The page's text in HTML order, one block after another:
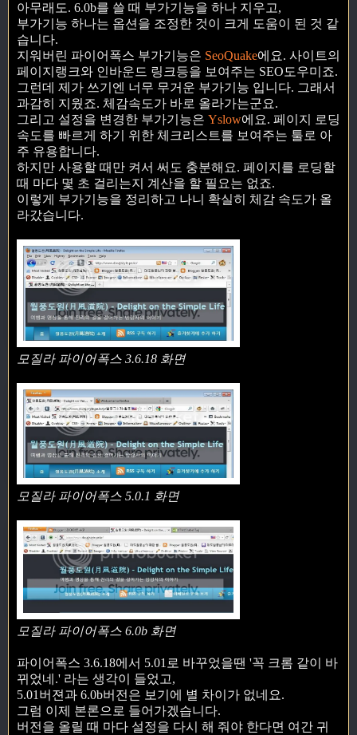
아무래도. 6.0b를 쓸 때 부가기능을 하나 지우고,
부가기능 하나는 옵션을 조정한 것이 크게 도움이 된 것 같
습니다.
지워버린 파이어폭스 부가기능은 SeoQuake에요. 사이트의
페이지랭크와 인바운드 링크등을 보여주는 SEO도우미죠.
그런데 제가 쓰기엔 너무 무거운 부가기능 입니다. 그래서
과감히 지웠죠. 체감속도가 바로 올라가는군요.
그리고 설정을 변경한 부가기능은 Yslow에요. 페이지 로딩
속도를 빠르게 하기 위한 체크리스트를 보여주는 툴로 아
주 유용합니다.
하지만 사용할 때만 켜서 써도 충분해요. 페이지를 로딩할
때 마다 몇 초 걸리는지 계산을 할 필요는 없죠.
이렇게 부가기능을 정리하고 나니 확실히 체감 속도가 올
라갔습니다.
모질라 파이어폭스 3.6.18 화면
모질라 파이어폭스 5.0.1 화면
모질라 파이어폭스 6.0b 화면
파이어폭스 3.6.18에서 5.01로 바꾸었을땐 '꼭 크롬 같이 바
뀌었네.' 라는 생각이 들었고,
5.01버젼과 6.0b버전은 보기에 별 차이가 없네요.
그럼 이제 본론으로 들어가겠습니다.
버전을 올릴 때 마다 설정을 다시 해 줘야 한다면 여간 귀